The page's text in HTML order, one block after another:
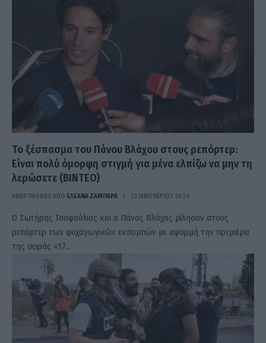
Το ξέσπασμα του Πάνου Βλάχου στους ρεπόρτερ:
Είναι πολύ όμορφη στιγμή για μένα ελπίζω να μην τη
λερώσετε (ΒΙΝΤΕΟ)
ΑΝΑΡΤΗΘΗΚΕ ΑΠΟ ΕΛΕΑΝΑ ΖΑΜΠΑΡΑ 23 ΙΑΝΟΥΑΡΊΟΥ 2024
Ο Σωτήρης Τσαφούλιας και ο Πάνος Βλάχος μίλησαν στους
ρεπόρτερ των ψυχαγωγικών εκπομπών με αφορμή την πρεμιέρα
της σειράς «17…